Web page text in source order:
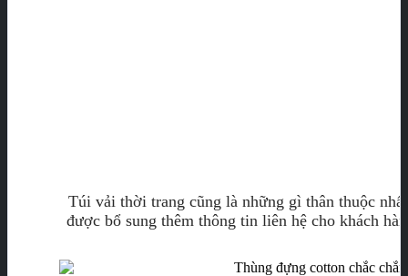
Túi vải thời trang cũng là những gì thân thuộc
được bổ sung thêm thông tin liên hệ cho khách